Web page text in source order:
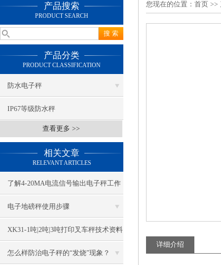
产品搜索
PRODUCT SEARCH
产品分类
PRODUCT CLASSIFICATION
防水电子秤
IP67等级防水秤
查看更多 >>
相关文章
RELEVANT ARTICLES
了解4-20MA电流信号输出电子秤工作
原理
电子地磅秤使用步骤
XK31-1吨|2吨|3吨打印叉车秤技术资料
怎么样防治电子秤的“发烧”现象？
您现在的位置： 首页 >>
详细介绍